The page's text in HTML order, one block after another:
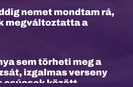
nemet mondtam rá,
megváltoztatta a
sem törheti meg a
izgalmas verseny
csúcsok között